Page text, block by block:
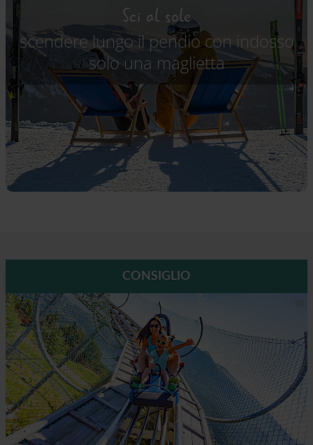
Sci al sole
scendere lungo il pendio con indosso
solo una maglietta
CONSIGLIO